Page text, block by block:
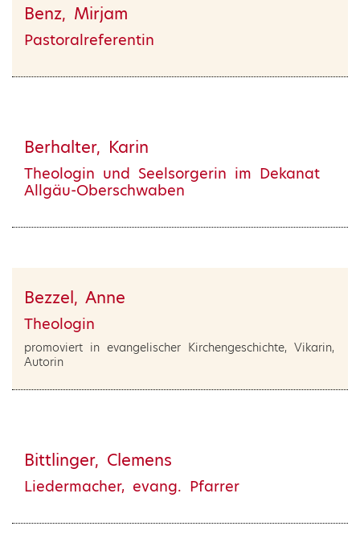
Benz, Mirjam
Pastoralreferentin
Berhalter, Karin
Theologin und Seelsorgerin im Dekanat
Allgäu-Oberschwaben
Bezzel, Anne
Theologin
promoviert in evangelischer Kirchengeschichte, Vikarin,
Autorin
Bittlinger, Clemens
Liedermacher, evang. Pfarrer